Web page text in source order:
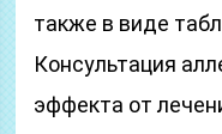
также в виде
Консультация
эффекта от